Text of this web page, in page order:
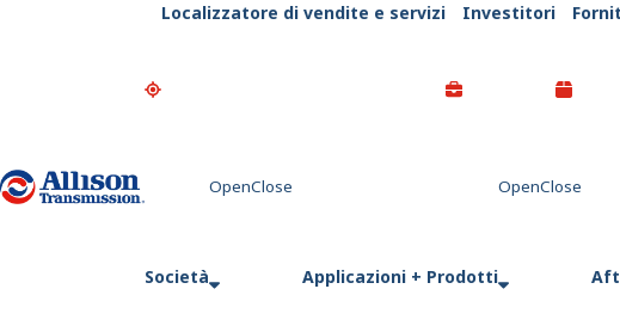
Go Home
Localizzatore di vendite e servizi Investitori
Società Applicazioni + Prodotti